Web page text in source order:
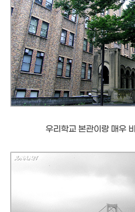
우리학교 본관이랑 매우